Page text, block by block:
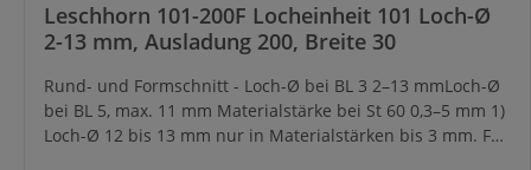
Leschhorn 101-200F Locheinheit 101 Loch-Ø
2-13 mm, Ausladung 200, Breite 30
Rund- und Formschnitt - Loch-Ø bei BL 3 2–13 mmLoch-Ø
bei BL 5, max. 11 mm Materialstärke bei St 60 0,3–5 mm 1)
Loch-Ø 12 bis 13 mm nur in Materialstärken bis 3 mm. Für